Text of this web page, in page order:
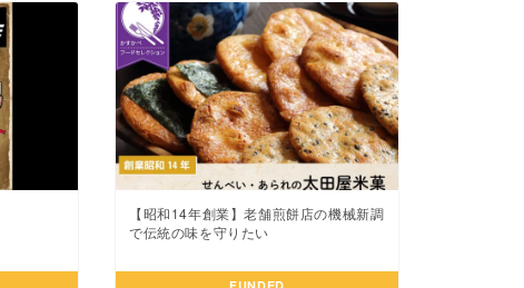
【昭和14年創業】老舗煎餅店の機械新調
で伝統の味を守りたい